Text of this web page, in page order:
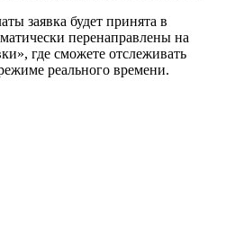
заявка будет принята в
перенаправлены на
где сможете отслеживать
реального времени.